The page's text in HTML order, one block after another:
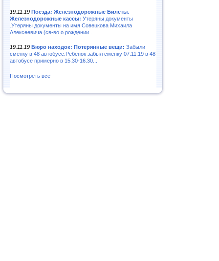
19.11.19 Поезда: Железнодорожные Билеты.
Железнодорожные кассы: Утеряны документы
.Утеряны документы на имя Совецкова Михаила
Алексеевича (св-во о рождении..
19.11.19 Бюро находок: Потерянные вещи: Забыли
сменку в 48 автобусе.Ребенок забыл сменку 07.11.19 в 48
автобусе примерно в 15.30-16.30...
Посмотреть все